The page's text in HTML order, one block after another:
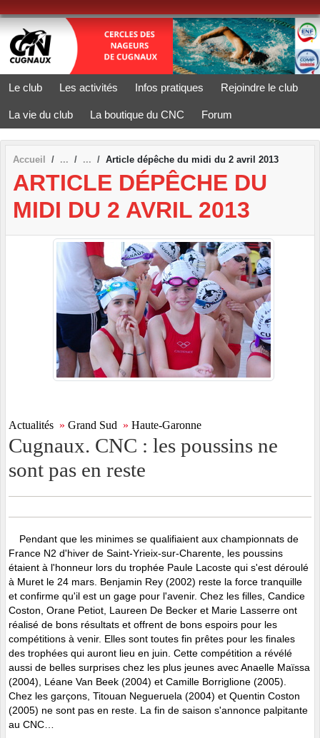
Le club Les activités Infos pratiques Rejoindre le club
La vie du club La boutique du CNC Forum
Accueil Article dépêche du midi du 2 avril 2013
ARTICLE DÉPÊCHE DU
MIDI DU 2 AVRIL 2013
Actualités » Grand Sud » Haute-Garonne
Cugnaux. CNC : les poussins ne
sont pas en reste
Pendant que les minimes se qualifiaient aux championnats de
France N2 d'hiver de Saint-Yrieix-sur-Charente, les poussins
étaient à l'honneur lors du trophée Paule Lacoste qui s'est déroulé
à Muret le 24 mars. Benjamin Rey (2002) reste la force tranquille
et confirme qu'il est un gage pour l'avenir. Chez les filles, Candice
Coston, Orane Petiot, Laureen De Becker et Marie Lasserre ont
réalisé de bons résultats et offrent de bons espoirs pour les
compétitions à venir. Elles sont toutes fin prêtes pour les finales
des trophées qui auront lieu en juin. Cette compétition a révélé
aussi de belles surprises chez les plus jeunes avec Anaelle Maïssa
(2004), Léane Van Beek (2004) et Camille Borriglione (2005).
Chez les garçons, Titouan Negueruela (2004) et Quentin Coston
(2005) ne sont pas en reste. La fin de saison s'annonce palpitante
au CNC…